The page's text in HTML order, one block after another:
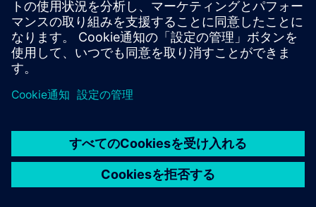
ご意見・ご要望
違法コピーの連絡先
© Siemens2026
タル・ミレニアム著作権法 (DMCA)
内部通報